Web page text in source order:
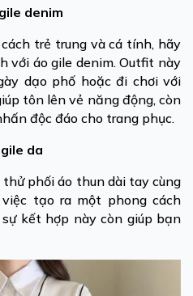
denim
trẻ trung và cá tính, hãy
với áo gile denim. Outfit này
dạo phố hoặc đi chơi với
tôn lên vẻ năng động, còn
độc đáo cho trang phục.
da
phối áo thun dài tay cùng
tạo ra một phong cách
kết hợp này còn giúp bạn